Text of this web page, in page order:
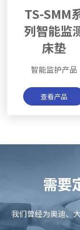
TS-SMM
列智能监
床垫
智能监护产品
查看产品
需要
我们曾经为奥迪、